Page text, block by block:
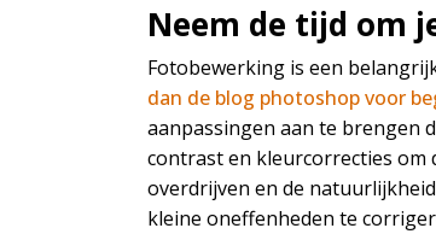
Neem de tijd om
Fotobewerking is een
dan de blog photoshop voor
aanpassingen aan te brengen
contrast en kleurcorrecties om
overdrijven en de
kleine oneffenheden te